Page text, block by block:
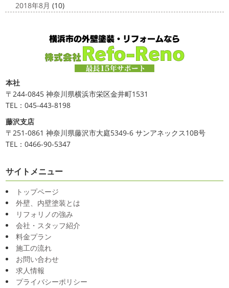
2018年8月 (10)
本社
〒244-0845 神奈川県横浜市栄区金井町1531
TEL：045-443-8198
藤沢支店
〒251-0861 神奈川県藤沢市大庭5349-6 サンアネックス10B号
TEL：0466-90-5347
サイトメニュー
トップページ
外壁、内壁塗装とは
リフォリノの強み
会社・スタッフ紹介
料金プラン
施工の流れ
お問い合わせ
求人情報
プライバシーポリシー